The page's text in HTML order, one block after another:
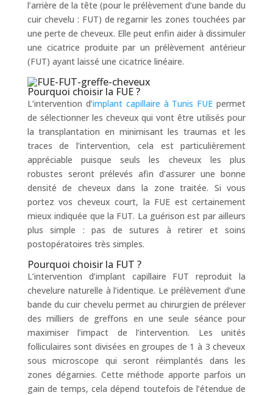
l’arrière de la tête (pour le prélèvement d’une bande du
cuir chevelu : FUT) de regarnir les zones touchées par
une perte de cheveux. Elle peut enfin aider à dissimuler
une cicatrice produite par un prélèvement antérieur
(FUT) ayant laissé une cicatrice linéaire.
Pourquoi choisir la FUE ?
L’intervention d’implant capillaire à Tunis FUE permet
de sélectionner les cheveux qui vont être utilisés pour
la transplantation en minimisant les traumas et les
traces de l’intervention, cela est particulièrement
appréciable puisque seuls les cheveux les plus
robustes seront prélevés afin d’assurer une bonne
densité de cheveux dans la zone traitée. Si vous
portez vos cheveux court, la FUE est certainement
mieux indiquée que la FUT. La guérison est par ailleurs
plus simple : pas de sutures à retirer et soins
postopératoires très simples.
Pourquoi choisir la FUT ?
L’intervention d’implant capillaire FUT reproduit la
chevelure naturelle à l’identique. Le prélèvement d’une
bande du cuir chevelu permet au chirurgien de prélever
des milliers de greffons en une seule séance pour
maximiser l’impact de l’intervention. Les unités
folliculaires sont divisées en groupes de 1 à 3 cheveux
sous microscope qui seront réimplantés dans les
zones dégarnies. Cette méthode apporte parfois un
gain de temps, cela dépend toutefois de l’étendue de